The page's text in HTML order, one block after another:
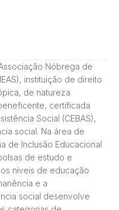
Nóbrega de
instituição de direito
de natureza
certificada
Social (CEBAS),
social. Na área de
de Inclusão Educacional
de estudo e
níveis de educação
e a
social desenvolve